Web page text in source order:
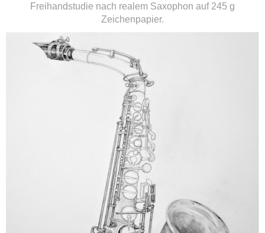
Freihandstudie nach realem Saxophon auf 245 g
Zeichenpapier.